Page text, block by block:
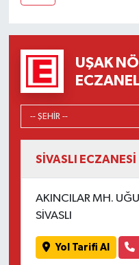
UŞAK
SİVASLI ECZANESİ
AKINCILAR MH.
SİVASLI
Yol Tarifi Al